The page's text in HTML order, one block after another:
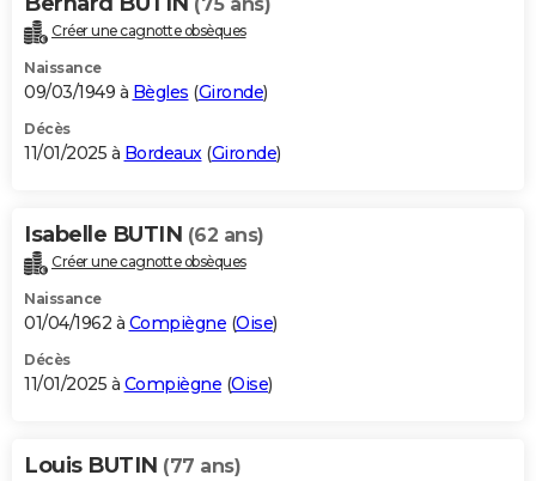
Créer une cagnotte obsèques
Naissance
09/03/1949 à Bègles (Gironde)
Décès
11/01/2025 à Bordeaux(Gironde)
Isabelle BUTIN (62 ans)
Créer une cagnotte obsèques
Naissance
01/04/1962 à Compiègne (Oise)
Décès
11/01/2025 à Compiègne (Oise)
Louis BUTIN (77 ans)